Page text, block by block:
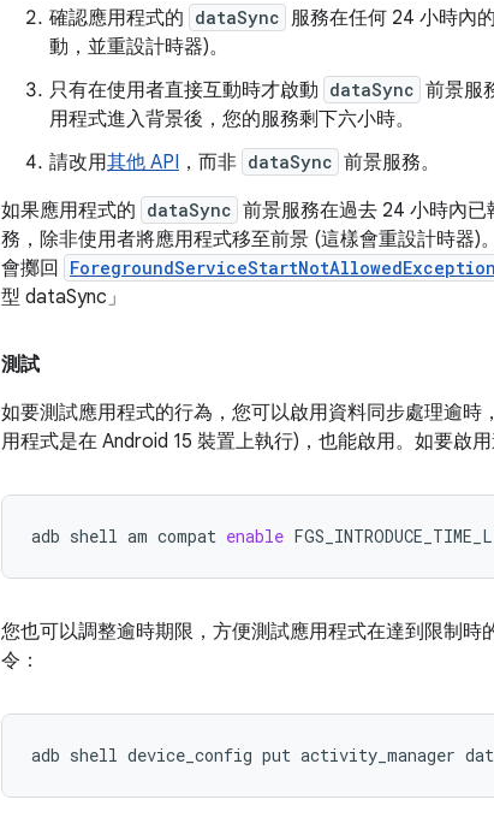
確認應用程式的 dataSync 服務在任何 24 小時內
動，並重設計時器)。
只有在使用者直接互動時才啟動 dataSync 前景服
用程式進入背景後，您的服務剩下六小時。
請改用其他 API ，而非 dataSync 前景服務。
如果應用程式的 dataSync 前景服務在過去 24 小時內
務，除非使用者將應用程式移至前景 (這樣會重設計時器)
會擲回
ForegroundServiceStartNotAllowedException
型 dataSync」
測試
如要測試應用程式的行為，您可以啟用資料同步處理逾
用程式是在 Android 15 裝置上執行)，也能啟用。如要啟
adb shell am compat enable
您也可以調整逾時期限，方便測試應用程式在達到限制時
令：
adb shell device_config put activity_manager